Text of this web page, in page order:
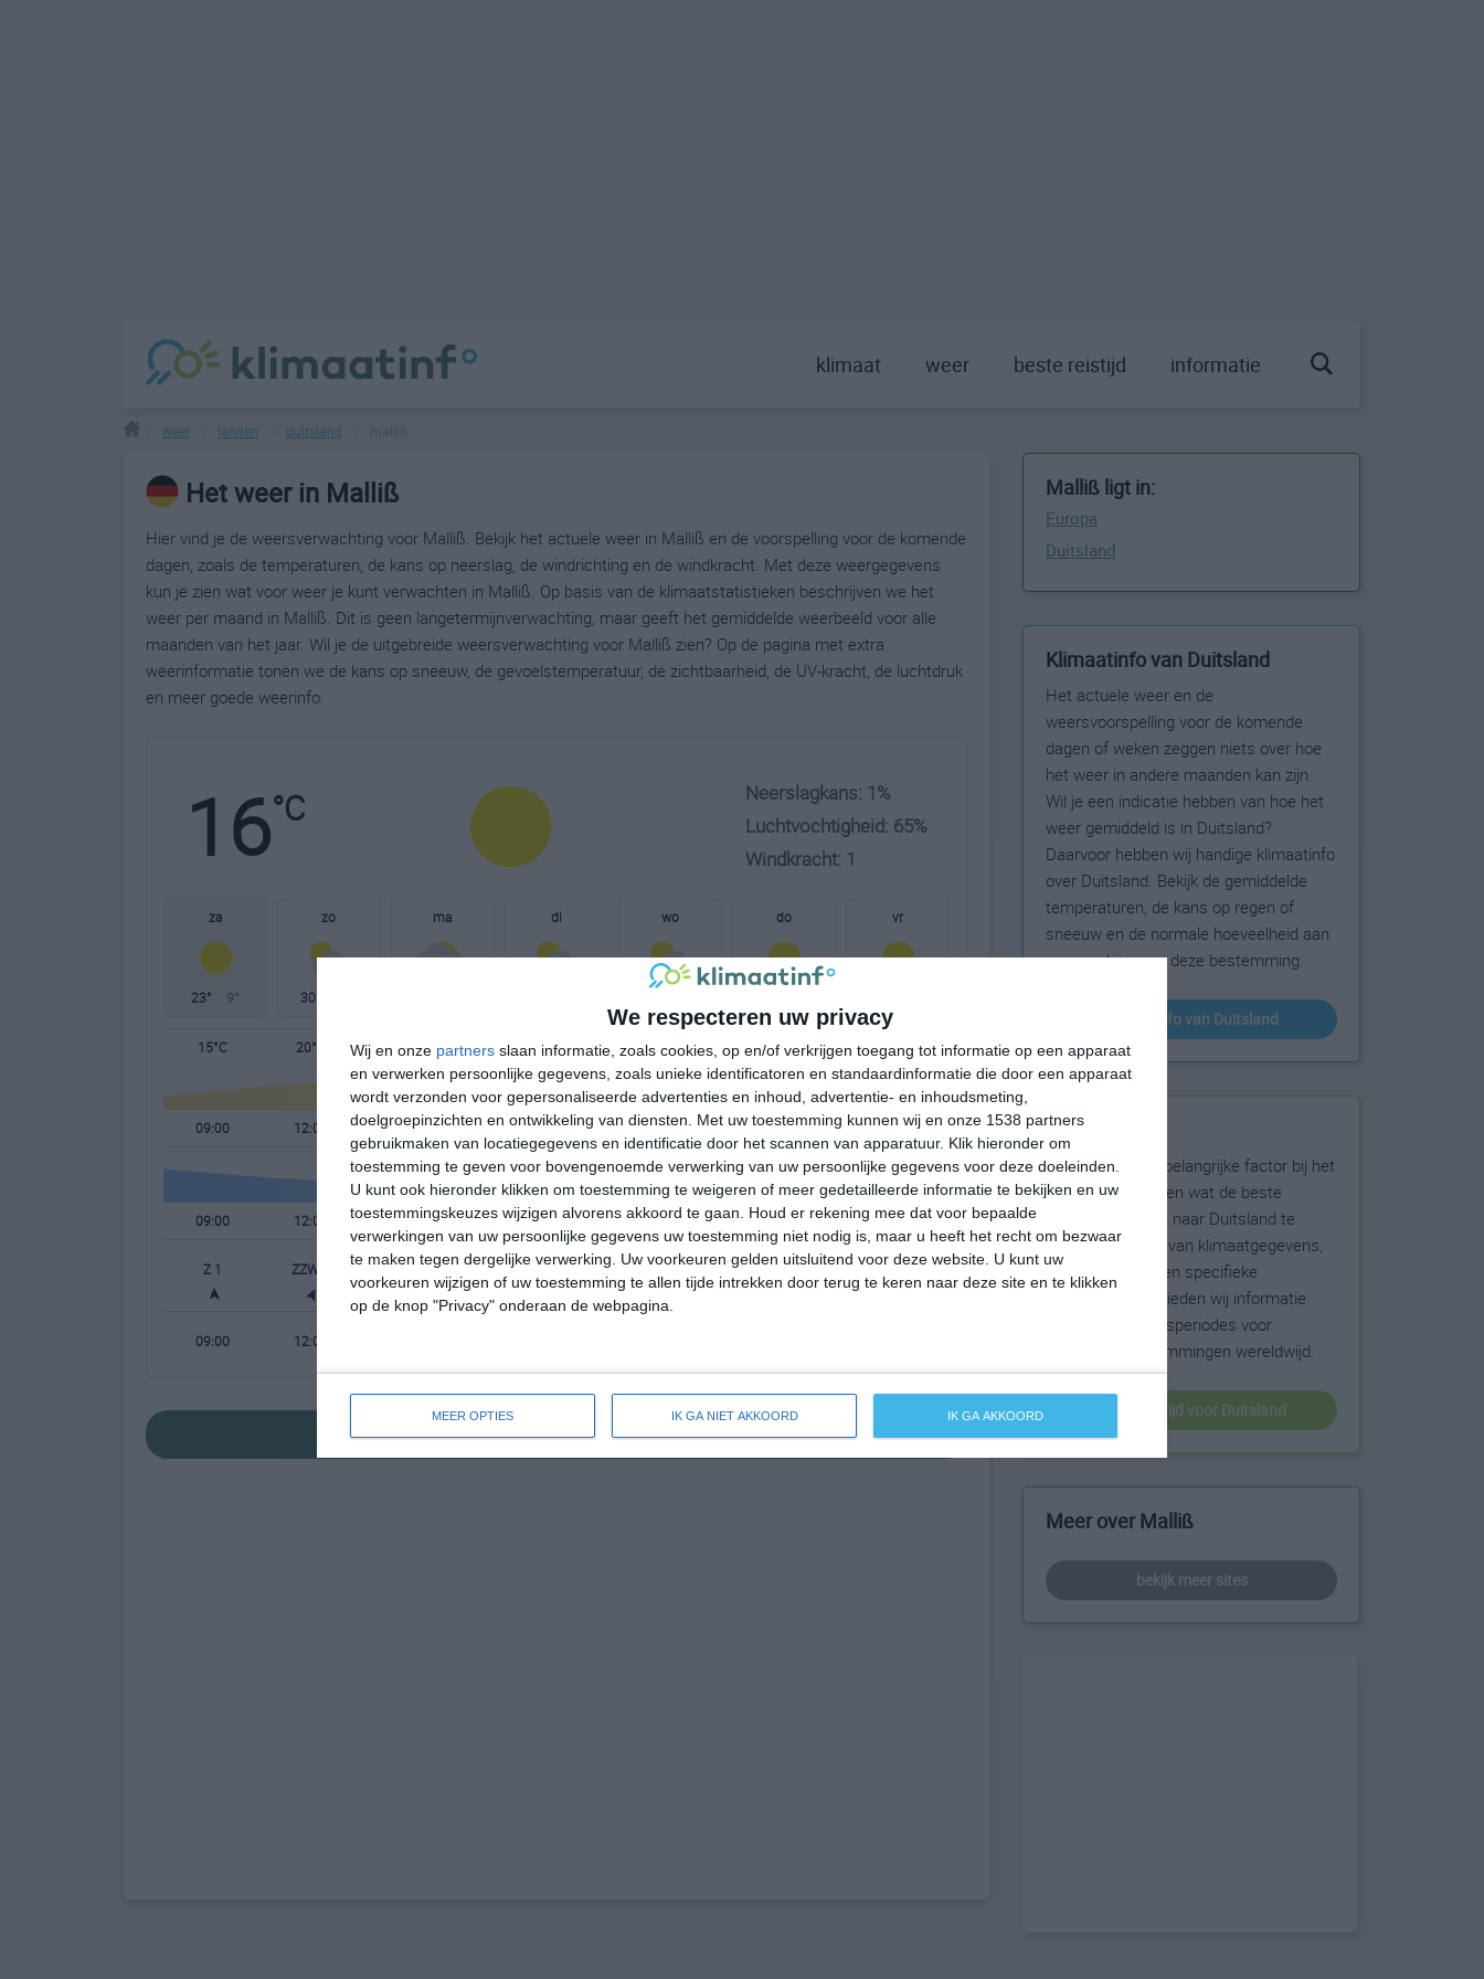
We respecteren uw privacy
Wij en onze partners slaan informatie, zoals cookies, op en/of verkrijgen toegang tot informatie op een apparaat
en verwerken persoonlijke gegevens, zoals unieke identificatoren en standaardinformatie die door een apparaat
wordt verzonden voor gepersonaliseerde advertenties en inhoud, advertentie- en inhoudsmeting,
doelgroepinzichten en ontwikkeling van diensten.
Met uw toestemming kunnen wij en onze 1538 partners
gebruikmaken van locatiegegevens en identificatie door het scannen van apparatuur. Klik hieronder om
toestemming te geven voor bovengenoemde verwerking van uw persoonlijke gegevens voor deze doeleinden.
U kunt ook hieronder klikken om toestemming te weigeren of meer gedetailleerde informatie te bekijken en uw
toestemmingskeuzes wijzigen alvorens akkoord te gaan.
Houd er rekening mee dat voor bepaalde
verwerkingen van uw persoonlijke gegevens uw toestemming niet nodig is, maar u heeft het recht om bezwaar
te maken tegen dergelijke verwerking. Uw voorkeuren gelden uitsluitend voor deze website. U kunt uw
voorkeuren wijzigen of uw toestemming te allen tijde intrekken door terug te keren naar deze site en te klikken
op de knop "Privacy" onderaan de webpagina.
MEER OPTIES IK GA NIET AKKOORD IK GA AKKOORD
klimaat weer beste reistijd informatie
weer landen duitsland
Het weer in Malliß
Hier vind je de weersverwachting voor Malliß. Bekijk het actuele weer in Malliß en de voorspelling voor de komende
dagen, zoals de temperaturen, de kans op neerslag, de windrichting en de windkracht. Met deze weergegevens
kun je zien wat voor weer je kunt verwachten in Malliß. Op basis van de klimaatstatistieken beschrijven we het
weer per maand in Malliß. Dit is geen langetermijnverwachting, maar geeft het gemiddelde weerbeeld voor alle
maanden van het jaar. Wil je de uitgebreide weersverwachting voor Malliß zien? Op de pagina met extra
weerinformatie tonen we de kans op sneeuw, de gevoelstemperatuur, de zichtbaarheid, de UV-kracht, de luchtdruk
en meer goede weerinfo.
16°C
Neerslagkans: 1%
Luchtvochtigheid: 65%
Windkracht: 1
za
23° 9°
zo
30°
ma di wo do vr
15°C 20°C 22°C 22°C 17°C 14°C 13°C 12°C
09:00 12:00 15:00 18:00 21:00 00:00 03:00 06:00
09:00 12:00 15:00 18:00 21:00 00:00 03:00 06:00
Z 1 ZZW 1 ZZW 1 ZO 1 OZO 1 OZO 2 OZO 2 OZO 2
09:00 12:00
bekijk de uitgebreide weersverwachting voor Malliß
Malliß ligt in:
Europa
Duitsland
Klimaatinfo van Duitsland
Het actuele weer en de
weersvoorspelling voor de komende
dagen of weken zeggen niets over hoe
het weer in andere maanden kan zijn.
Wil je een indicatie hebben van hoe het
weer gemiddeld is in Duitsland?
Daarvoor hebben wij handige klimaatinfo
over Duitsland. Bekijk de gemiddelde
temperaturen, de kans op regen of
sneeuw en de normale hoeveelheid aan
zonneschijn voor deze bestemming.
klimaatinfo van Duitsland
Beste reistijd
Het weer is een belangrijke factor bij het
reizen. Wil je weten wat de beste
maanden zijn om naar Duitsland te
reizen? Op basis van klimaatgegevens,
weersextremen en specifieke
weerinformatie bieden wij informatie
over de beste reisperiodes voor
duizenden bestemmingen wereldwijd.
beste reistijd voor Duitsland
Meer over Malliß
bekijk meer sites